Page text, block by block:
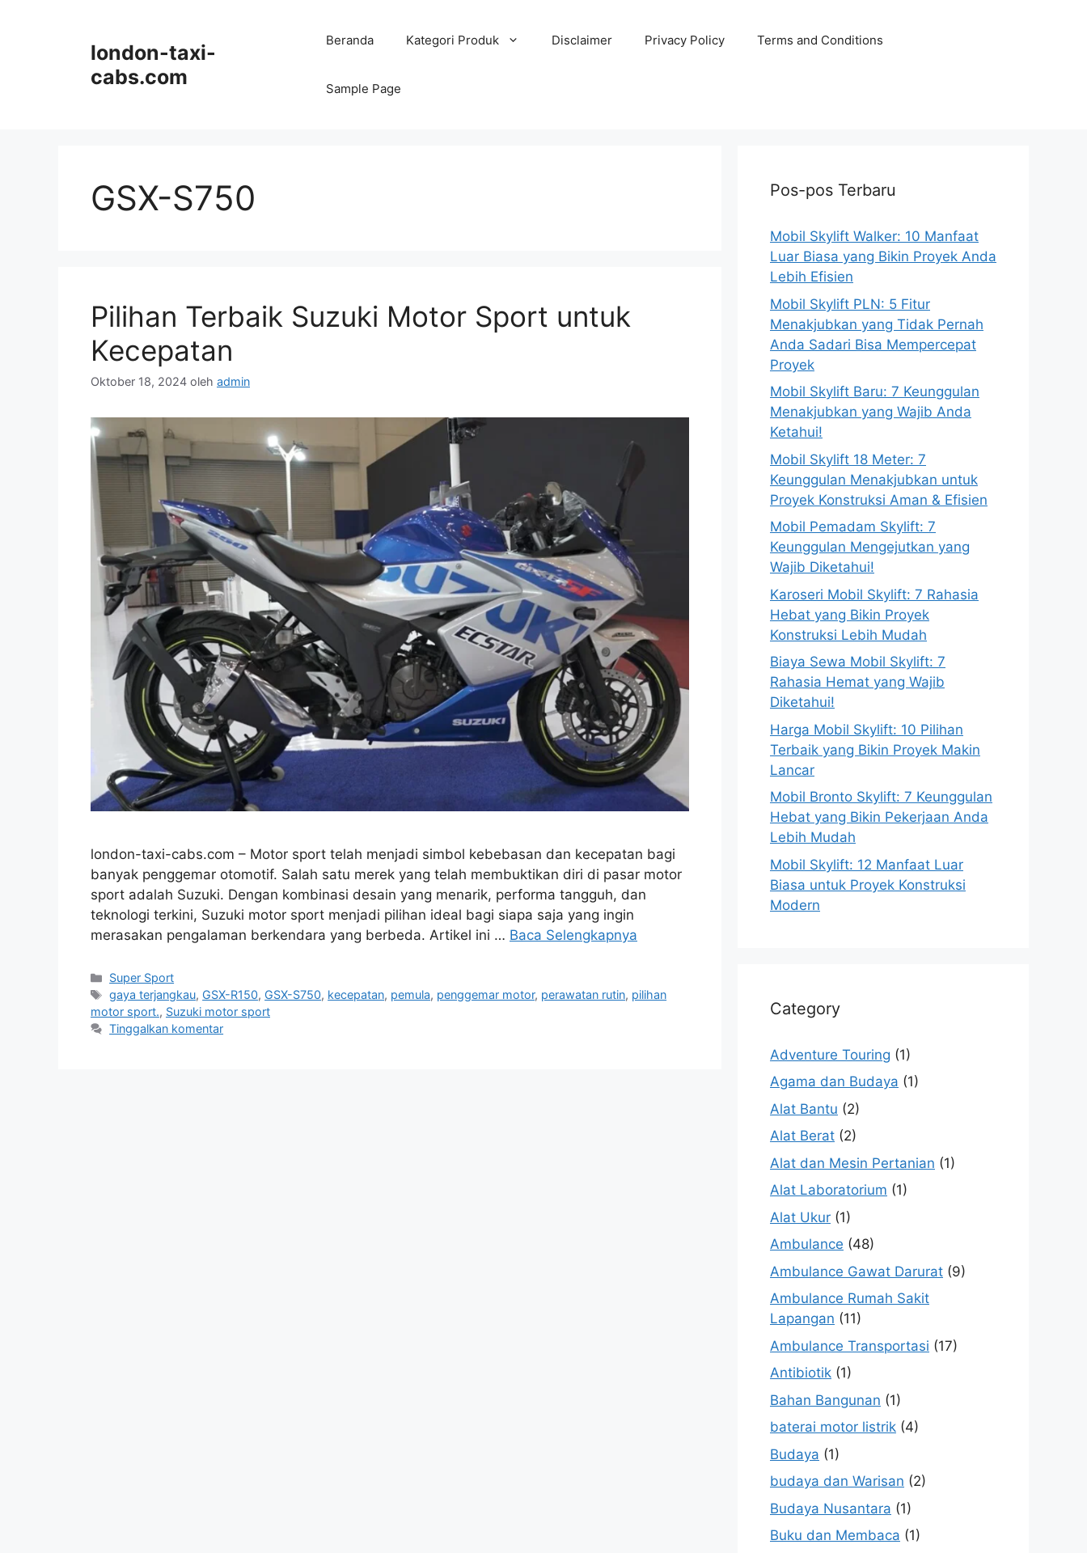
london-taxi-
cabs.com
Beranda Kategori Produk Disclaimer Privacy Policy Terms and Conditions
Sample Page
GSX-S750
Pilihan Terbaik Suzuki Motor Sport untuk
Kecepatan
Oktober 18, 2024 oleh admin
london-taxi-cabs.com – Motor sport telah menjadi simbol kebebasan dan kecepatan bagi
banyak penggemar otomotif. Salah satu merek yang telah membuktikan diri di pasar motor
sport adalah Suzuki. Dengan kombinasi desain yang menarik, performa tangguh, dan
teknologi terkini, Suzuki motor sport menjadi pilihan ideal bagi siapa saja yang ingin
merasakan pengalaman berkendara yang berbeda. Artikel ini … Baca Selengkapnya
Kategori
Super Sport
Tag
gaya terjangkau, GSX-R150, GSX-S750, kecepatan, pemula, penggemar motor, perawatan rutin, pilihan
motor sport., Suzuki motor sport
Tinggalkan komentar
Pos-pos Terbaru
Mobil Skylift Walker: 10 Manfaat
Luar Biasa yang Bikin Proyek Anda
Lebih Efisien
Mobil Skylift PLN: 5 Fitur
Menakjubkan yang Tidak Pernah
Anda Sadari Bisa Mempercepat
Proyek
Mobil Skylift Baru: 7 Keunggulan
Menakjubkan yang Wajib Anda
Ketahui!
Mobil Skylift 18 Meter: 7
Keunggulan Menakjubkan untuk
Proyek Konstruksi Aman & Efisien
Mobil Pemadam Skylift: 7
Keunggulan Mengejutkan yang
Wajib Diketahui!
Karoseri Mobil Skylift: 7 Rahasia
Hebat yang Bikin Proyek
Konstruksi Lebih Mudah
Biaya Sewa Mobil Skylift: 7
Rahasia Hemat yang Wajib
Diketahui!
Harga Mobil Skylift: 10 Pilihan
Terbaik yang Bikin Proyek Makin
Lancar
Mobil Bronto Skylift: 7 Keunggulan
Hebat yang Bikin Pekerjaan Anda
Lebih Mudah
Mobil Skylift: 12 Manfaat Luar
Biasa untuk Proyek Konstruksi
Modern
Category
Adventure Touring (1)
Agama dan Budaya (1)
Alat Bantu (2)
Alat Berat (2)
Alat dan Mesin Pertanian (1)
Alat Laboratorium (1)
Alat Ukur (1)
Ambulance (48)
Ambulance Gawat Darurat (9)
Ambulance Rumah Sakit
Lapangan (11)
Ambulance Transportasi (17)
Antibiotik (1)
Bahan Bangunan (1)
baterai motor listrik (4)
Budaya (1)
budaya dan Warisan (2)
Budaya Nusantara (1)
Buku dan Membaca (1)